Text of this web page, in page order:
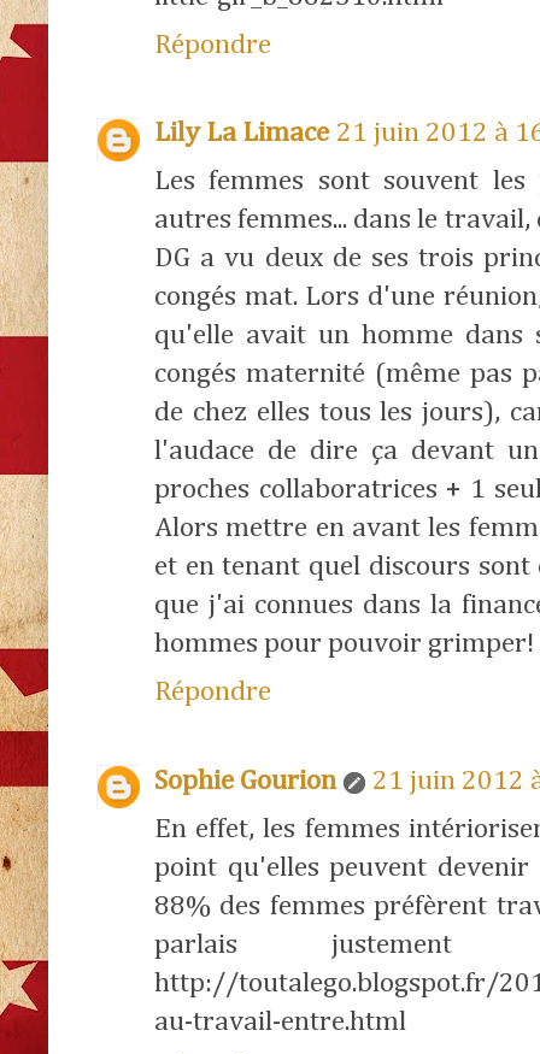
Répondre
Lily La Limace 21 juin 2012 à
Les femmes sont souvent les
autres femmes... dans le
DG a vu deux de ses trois
congés mat. Lors d'une
qu'elle avait un homme dans
congés maternité (même pas
de chez elles tous les jours),
l'audace de dire ça devant
proches collaboratrices + 1
Alors mettre en avant les
et en tenant quel discours sont
que j'ai connues dans la
hommes pour pouvoir grimper!
Répondre
Sophie Gourion
21 juin 2012
En effet, les femmes
point qu'elles peuvent
88% des femmes préfèrent
parlais
http://toutalego.blogspot.fr/
au-travail-entre.html